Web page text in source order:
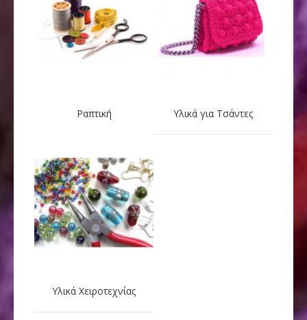
Ραπτική Υλικά για Τσάντες
Υλικά Χειροτεχνίας